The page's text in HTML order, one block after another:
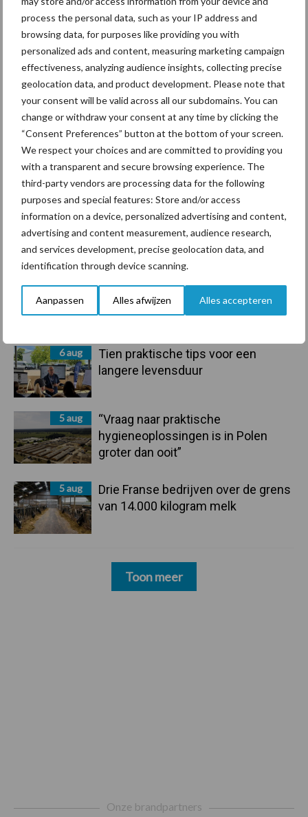
process the personal data, such as your IP address and
browsing data, for purposes like providing you with
personalized ads and content, measuring marketing campaign
effectiveness, analyzing audience insights, collecting precise
geolocation data, and product development. Please note that
your consent will be valid across all our subdomains. You can
change or withdraw your consent at any time by clicking the
“Consent Preferences” button at the bottom of your screen.
We respect your choices and are committed to providing you
with a transparent and secure browsing experience. The
third-party vendors are processing data for the following
purposes and special features: Store and/or access
information on a device, personalized advertising and content,
advertising and content measurement, audience research,
and services development, precise geolocation data, and
identification through device scanning.
Aanpassen Alles afwijzen Alles accepteren
Primaire
Sidebar
Recent nieuws Partner nieuws
7 aug
De speenhuid: een vaak
onderschatte risicofactor voor
mastitis
6 aug
BoviMove zorgt voor eenvoudige,
sluitende en betrouwbare
traceerbaarheid van
rundveetransporten
6 aug
Tien praktische tips voor een
langere levensduur
5 aug
“Vraag naar praktische
hygieneoplossingen is in Polen
groter dan ooit”
5 aug
Drie Franse bedrijven over de grens
van 14.000 kilogram melk
Toon meer
Tien praktische tips voor
een langere levensduur
Onze brandpartners